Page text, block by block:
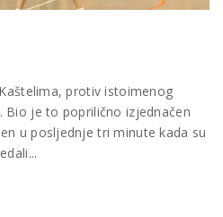
protiv istoimenog
Bio je to poprilično izjednačen
u posljednje tri minute kada su